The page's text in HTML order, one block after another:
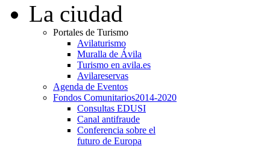
La ciudad
Portales de Turismo
Avilaturismo
Muralla de Ávila
Turismo en avila.es
Avilareservas
Agenda de Eventos
Fondos Comunitarios2014-2020
Consultas EDUSI
Canal antifraude
Conferencia sobre el
futuro de Europa